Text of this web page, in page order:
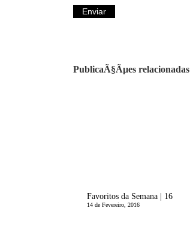
PublicaÃ§Ãµes relacionadas
Favoritos da Semana | 16
14 de Fevereiro, 2016